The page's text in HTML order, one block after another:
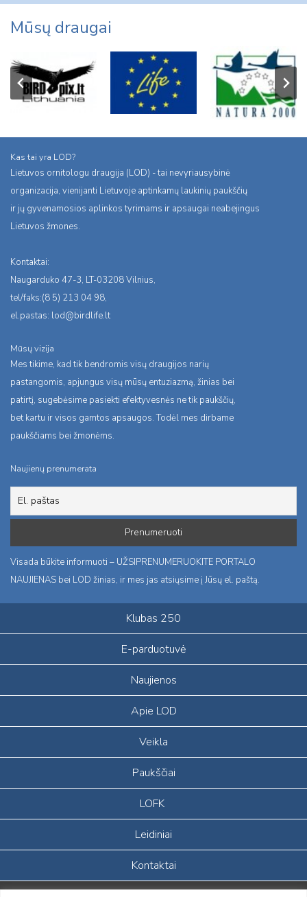
Mūsų draugai
Kas tai yra LOD?
Lietuvos ornitologu draugija (LOD) - tai nevyriausybinė
organizacija, vienijanti Lietuvoje aptinkamų laukinių paukščių
ir jų gyvenamosios aplinkos tyrimams ir apsaugai neabejingus
Lietuvos žmones.
Kontaktai:
Naugarduko 47-3, LT-03208 Vilnius,
tel/faks:(8 5) 213 04 98,
el.pastas: lod@birdlife.lt
Mūsų vizija
Mes tikime, kad tik bendromis visų draugijos narių
pastangomis, apjungus visų mūsų entuziazmą, žinias bei
patirtį, sugebėsime pasiekti efektyvesnės ne tik paukščių,
bet kartu ir visos gamtos apsaugos. Todėl mes dirbame
paukščiams bei žmonėms.
Naujienų prenumerata
Visada būkite informuoti – UŽSIPRENUMERUOKITE PORTALO
NAUJIENAS bei LOD žinias, ir mes jas atsiųsime į Jūsų el. paštą.
Klubas 250
E-parduotuvė
Naujienos
Apie LOD
Veikla
Paukščiai
LOFK
Leidiniai
Kontaktai